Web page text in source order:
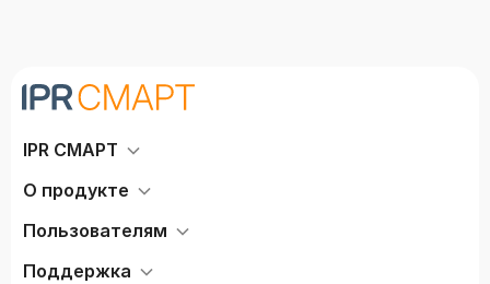
IPR СМАРТ
О продукте
Пользователям
Поддержка